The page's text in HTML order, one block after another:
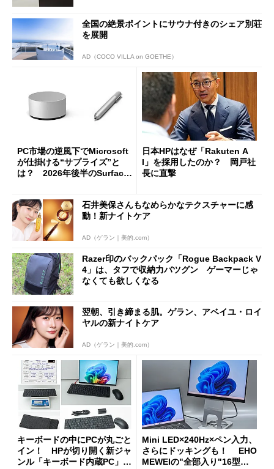
全国の絶景ポイントにサウナ付きのシェア別荘
を展開
AD（COCO VILLA on GOETHE）
PC市場の逆風下でMicrosoft
が仕掛ける“サプライズ”と
は？ 2026年後半のSurface
日本HPはなぜ「Rakuten A
I」を採用したのか？ 岡戸社
長に直撃
石井美保さんもなめらかなテクスチャーに感
動！新ナイトケア
AD（ゲラン｜美的.com）
Razer印のバックパック「Rogue Backpack V
4」は、タフで収納力バツグン ゲーマーじゃ
なくても欲しくなる
翌朝、引き締まる肌。ゲラン、アベイユ・ロイ
ヤルの新ナイトケア
AD（ゲラン｜美的.com）
キーボードの中にPCが丸ごと
イン！ HPが切り開く新ジャ
ンル「キーボード内蔵PC」の
Mini LED×240Hz×ペン入力、
さらにドッキングも！ EHO
MEWEIの"全部入り"16型モ